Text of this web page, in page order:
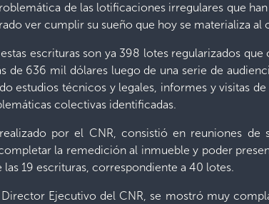
de las lotificaciones irregulares que
ver cumplir su sueño que hoy se materializa al
escrituras son ya 398 lotes regularizados
de 636 mil dólares luego de una serie de
estudios técnicos y legales, informes y visitas
colectivas identificadas.
por el CNR, consistió en reuniones
la remedición al inmueble y poder
las 19 escrituras, correspondiente a 40 lotes.
Ejecutivo del CNR, se mostró muy